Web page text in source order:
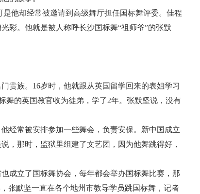
他却经常被邀请到高级舞厅担任国标舞评委。佳程
彩。他就是被人称呼长沙国标舞“祖师爷”的张默
族。16岁时，他就跟从英国留学回来的表姐学习
舞的英国教官收为徒弟，学了2年。张默坚说，没有
常被安排参加一些舞会，负责安保。新中国成立
，那时，监狱里组建了文艺团，因为他舞跳得好，
立了国标舞协会，每年都会举办国标舞比赛，那
张默坚一直在各个地州市教导学员跳国标舞，记者